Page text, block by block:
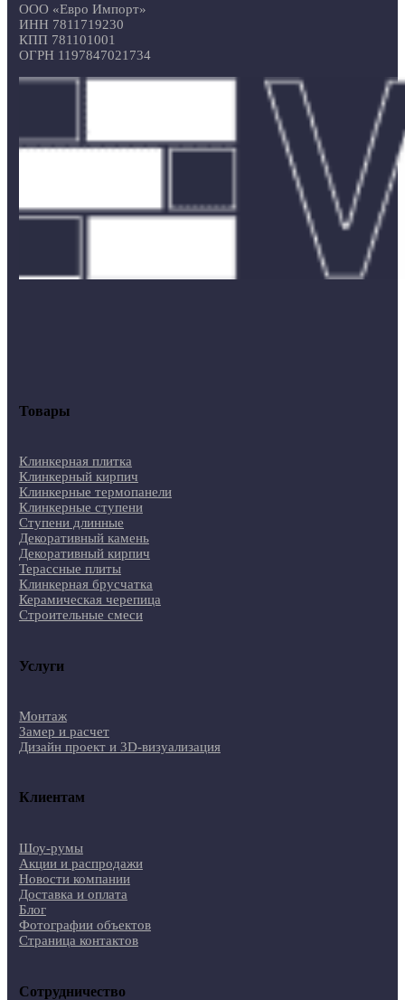
ООО «Евро Импорт»
ИНН 7811719230
КПП 781101001
ОГРН 1197847021734
Товары
Клинкерная плитка
Клинкерный кирпич
Клинкерные термопанели
Клинкерные ступени
Ступени длинные
Декоративный камень
Декоративный кирпич
Терассные плиты
Клинкерная брусчатка
Керамическая черепица
Строительные смеси
Услуги
Монтаж
Замер и расчет
Дизайн проект и 3D-визуализация
Клиентам
Шоу-румы
Акции и распродажи
Новости компании
Доставка и оплата
Блог
Фотографии объектов
Страница контактов
Сотрудничество